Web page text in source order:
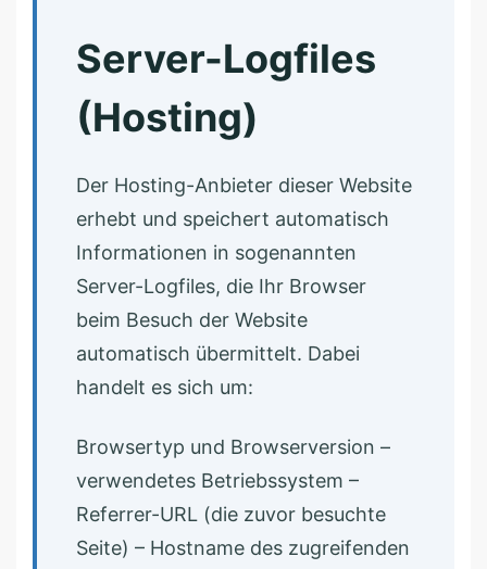
Server-Logfiles
(Hosting)
Der Hosting-Anbieter dieser Website
erhebt und speichert automatisch
Informationen in sogenannten
Server-Logfiles, die Ihr Browser
beim Besuch der Website
automatisch übermittelt. Dabei
handelt es sich um:
Browsertyp und Browserversion –
verwendetes Betriebssystem –
Referrer-URL (die zuvor besuchte
Seite) – Hostname des zugreifenden